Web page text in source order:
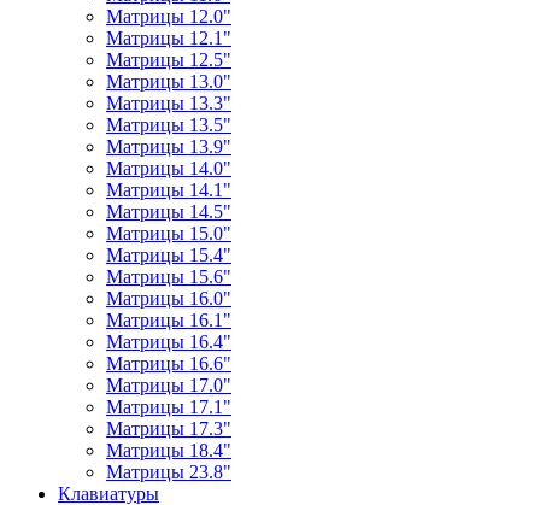
Матрицы 12.0"
Матрицы 12.1"
Матрицы 12.5"
Матрицы 13.0"
Матрицы 13.3"
Матрицы 13.5"
Матрицы 13.9"
Матрицы 14.0"
Матрицы 14.1"
Матрицы 14.5"
Матрицы 15.0"
Матрицы 15.4"
Матрицы 15.6"
Матрицы 16.0"
Матрицы 16.1"
Матрицы 16.4"
Матрицы 16.6"
Матрицы 17.0"
Матрицы 17.1"
Матрицы 17.3"
Матрицы 18.4"
Матрицы 23.8"
Клавиатуры